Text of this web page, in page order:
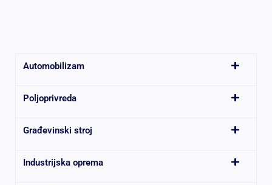
Automobilizam
Poljoprivreda
Građevinski stroj
Industrijska oprema